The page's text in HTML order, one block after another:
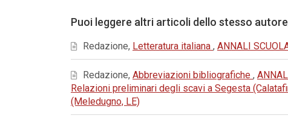
Puoi leggere altri articoli dello stesso
Redazione, Letteratura italiana , ANNALI
Redazione, Abbreviazioni bibliografiche ,
Relazioni preliminari degli scavi a Segesta
(Meledugno, LE)